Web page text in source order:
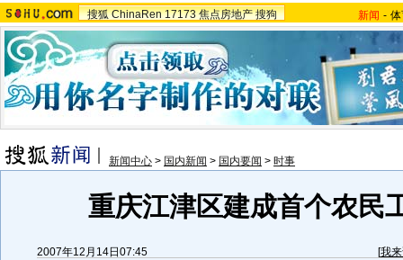
搜狐 ChinaRen 17173 焦点房地产 搜狗 新闻 -
新闻中心 > 国内新闻 > 国内要闻 > 时事
重庆江津区建成首个农民
2007年12月14日07:45 [我